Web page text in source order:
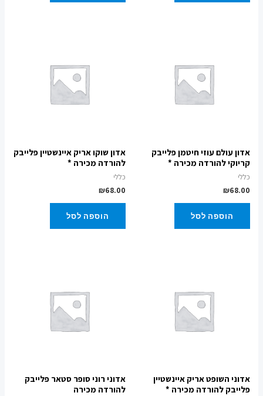
אדון עולם עוזי חיטמן פלייבק
קריוקי להורדה מכירה *
כללי
₪68.00
הוספה לסל
אדון שוקו אריק איינשטיין פלייבק
להורדה מכירה *
כללי
₪68.00
הוספה לסל
אדוני השופט אריק איינשטיין
פלייבק להורדה מכירה *
אדוני רוני סופר סטאר פלייבק
להורדה מכירה